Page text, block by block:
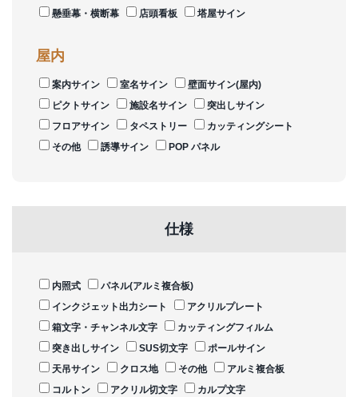
懸垂幕・横断幕
店頭看板 塔屋サイン
屋内
案内サイン 室名サイン
壁面サイン(屋内)
ピクトサイン
施設名サイン
突出しサイン
フロアサイン
タペストリー
カッティングシート
その他
誘導サイン POP パネル
仕様
内照式
パネル(アルミ複合板)
インクジェット出力シート
アクリルプレート
箱文字・チャンネル文字
カッティングフィルム
突き出しサイン
SUS切文字
ポールサイン
天吊サイン
クロス地 その他
アルミ複合板
コルトン
アクリル切文字
カルプ文字